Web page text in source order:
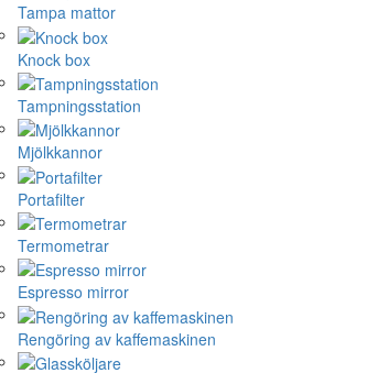
Tampa mattor
Knock box
Tampningsstation
Mjölkkannor
Portafilter
Termometrar
Espresso mirror
Rengöring av kaffemaskinen